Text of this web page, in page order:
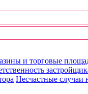
и торговые
Несчастные случаи